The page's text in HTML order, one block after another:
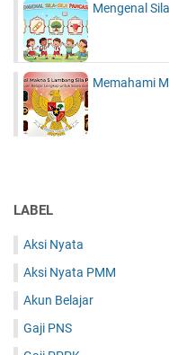
Mengenal
Memahami
LABEL
Aksi Nyata
Aksi Nyata PMM
Akun Belajar
Gaji PNS